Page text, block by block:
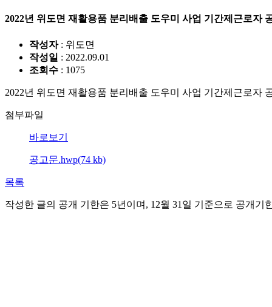
2022년 위도면 재활용품 분리배출 도우미 사업 기간제근로자
작성자: 위도면
작성일 : 2022.09.01
조회수 : 1075
2022년 위도면 재활용품 분리배출 도우미 사업 기간제근로자
첨부파일
바로보기
공고문.hwp(74 kb)
목록
작성한 글의 공개 기한은 5년이며, 12월 31일 기준으로 공개기